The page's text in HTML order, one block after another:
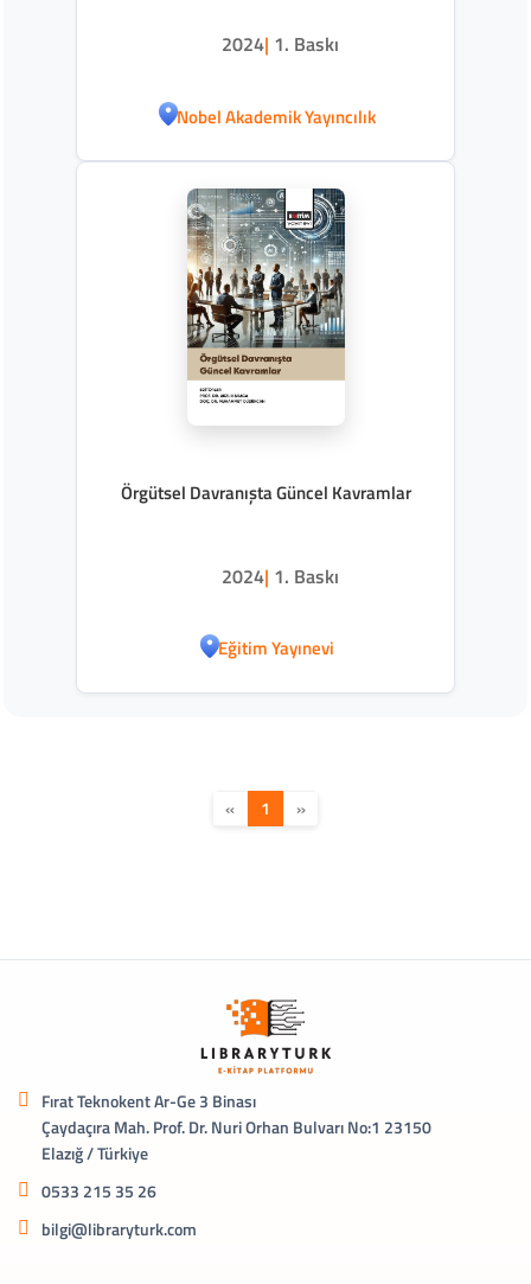
2024| 1. Baskı
Nobel Akademik Yayıncılık
Örgütsel Davranışta Güncel Kavramlar
2024| 1. Baskı
Eğitim Yayınevi
« 1 »
Fırat Teknokent Ar-Ge 3 Binası
Çaydaçıra Mah. Prof. Dr. Nuri Orhan Bulvarı No:1 23150
Elazığ / Türkiye
0533 215 35 26
bilgi@libraryturk.com